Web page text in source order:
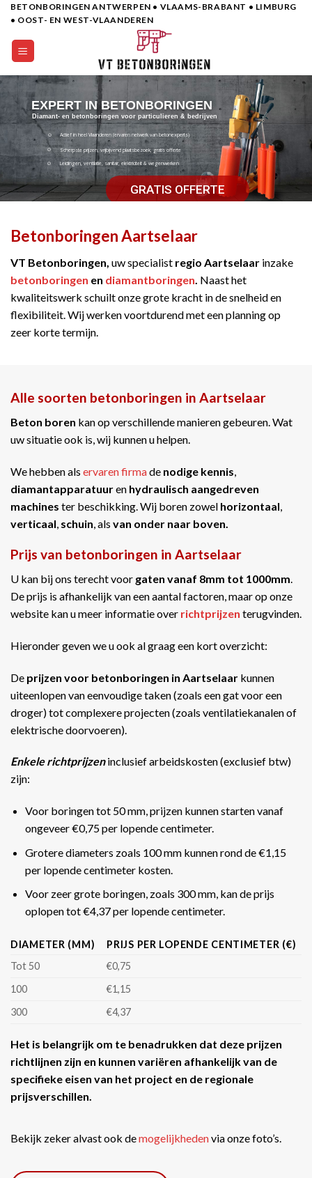
Skip
content
BETONBORINGEN ANTWERPEN • VLAAMS-BRABANT • LIMBURG
• OOST- EN WEST-VLAANDEREN
EXPERT IN BETONBORINGEN
Diamant- en betonboringen voor particulieren & bedrijven
Actief in heel Vlaanderen (ervaren netwerk van betonexperts)
Scherpste prijzen, vrijbijvend plaatsbezoek, gratis offerte
Leidingen, ventilatie, sanitair, elektriciteit & wegenwerken
GRATIS OFFERTE
Betonboringen Aartselaar
VT Betonboringen, uw specialist regio Aartselaar inzake
betonboringen en diamantboringen. Naast het
kwaliteitswerk schuilt onze grote kracht in de snelheid en
flexibiliteit. Wij werken voortdurend met een planning op
zeer korte termijn.
Alle soorten betonboringen in Aartselaar
Beton boren kan op verschillende manieren gebeuren. Wat
uw situatie ook is, wij kunnen u helpen.
We hebben als ervaren firmade nodige kennis
diamantapparatuuren hydraulisch aangedreven
machines ter beschikking. Wij boren zowel horizontaal
verticaal schuin , als van onder naar boven.
Prijs van betonboringen in Aartselaar
U kan bij ons terecht voor gaten vanaf 8mm tot 1000mm.
De prijs is afhankelijk van een aantal factoren, maar op onze
website kan u meer informatie over richtprijzen terugvinden.
Hieronder geven we u ook al graag een kort overzicht:
De prijzen voor betonboringen in Aartselaar kunnen
uiteenlopen van eenvoudige taken (zoals een gat voor een
droger) tot complexere projecten (zoals ventilatiekanalen of
elektrische doorvoeren).
Enkele richtprijzeninclusief arbeidskosten (exclusief btw)
zijn:
Voor boringen tot 50 mm, prijzen kunnen starten vanaf
ongeveer €0,75 per lopende centimeter.
Grotere diameters zoals 100 mm kunnen rond de €1,15
per lopende centimeter kosten.
Voor zeer grote boringen, zoals 300 mm, kan de prijs
oplopen tot €4,37 per lopende centimeter​​.
DIAMETER (MM)
PRIJS PER LOPENDE CENTIMETER (€)
Tot 50
€0,75
100
€1,15
300
€4,37
Het is belangrijk om te benadrukken dat deze prijzen
richtlijnen zijn en kunnen variëren afhankelijk van de
specifieke eisen van het project en de regionale
prijsverschillen.
Bekijk zeker alvast ook demogelijkhedenvia onze foto’s.